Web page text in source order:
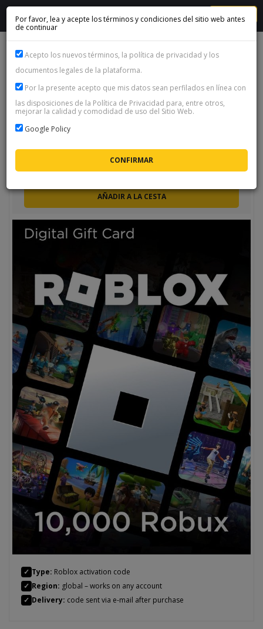
MENU
CD-KEYS
CD-Keys
Ordenar
ENTREGA INSTANTÁNEA 24/7
€94.46
AÑADIR A LA CESTA
✓ Type: Roblox activation code
✓ Region: global – works on any account
✓ Delivery: code sent via e-mail after purchase
Por favor, lea y acepte los términos y condiciones del sitio web antes
de continuar
Acepto los nuevos términos, la política de privacidad y los
documentos legales de la plataforma.
Por la presente acepto que mis datos sean perfilados en línea con
las disposiciones de la Política de Privacidad para, entre otros,
mejorar la calidad y comodidad de uso del Sitio Web.
Google Policy